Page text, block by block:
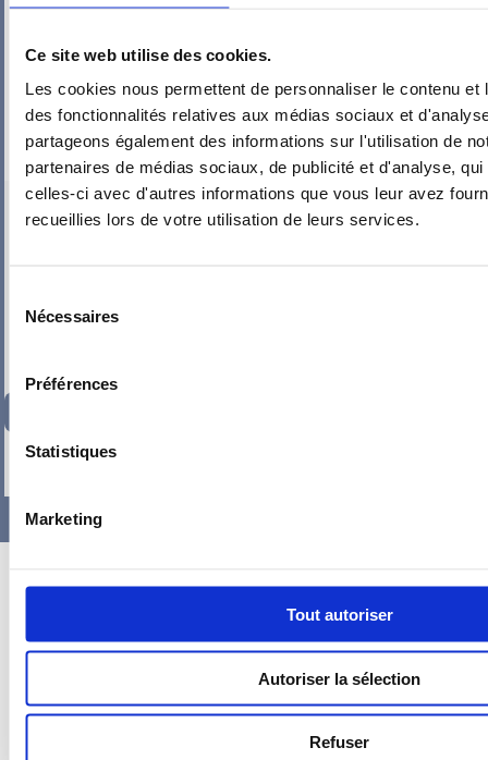
Ce site web utilise des cookies.
Les cookies nous permettent de personnaliser le contenu et
des fonctionnalités relatives aux médias sociaux et
partageons également des informations sur l'utilisation de
partenaires de médias sociaux, de publicité et d'analyse,
celles-ci avec d'autres informations que vous leur avez
recueillies lors de votre utilisation de leurs services.
Nécessaires
Préférences
Statistiques
Marketing
Tout autoriser
Autoriser la sélection
Refuser
PIEUVRE PRO-FIL PERSONNALISÉE : CH 1